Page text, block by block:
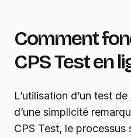
Comment
CPS Test en
L’utilisation d’un test de
d’une simplicité
CPS Test, le processus